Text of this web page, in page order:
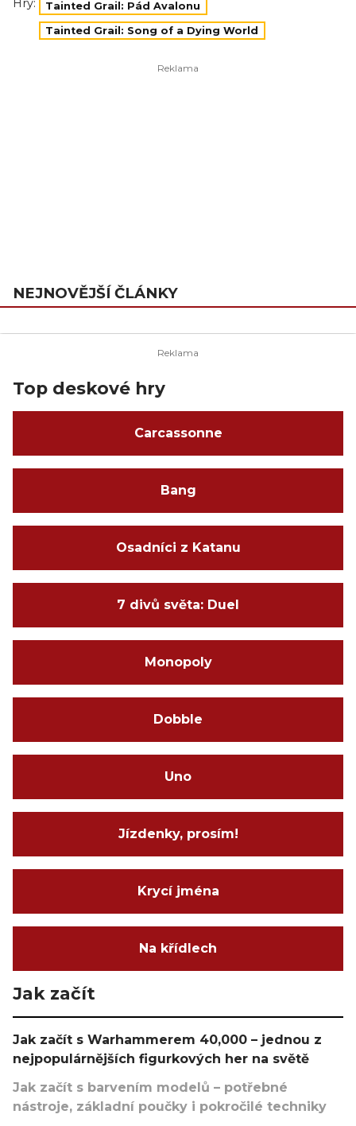
Hry: Tainted Grail: Pád Avalonu
Tainted Grail: Song of a Dying World
NEJNOVĚJŠÍ ČLÁNKY
Top deskové hry
Carcassonne
Bang
Osadníci z Katanu
7 divů světa: Duel
Monopoly
Dobble
Uno
Jízdenky, prosím!
Krycí jména
Na křídlech
Jak začít
Jak začít s Warhammerem 40,000 – jednou z
nejpopulárnějších figurkových her na světě
Jak začít s barvením modelů – potřebné
nástroje, základní poučky i pokročilé techniky